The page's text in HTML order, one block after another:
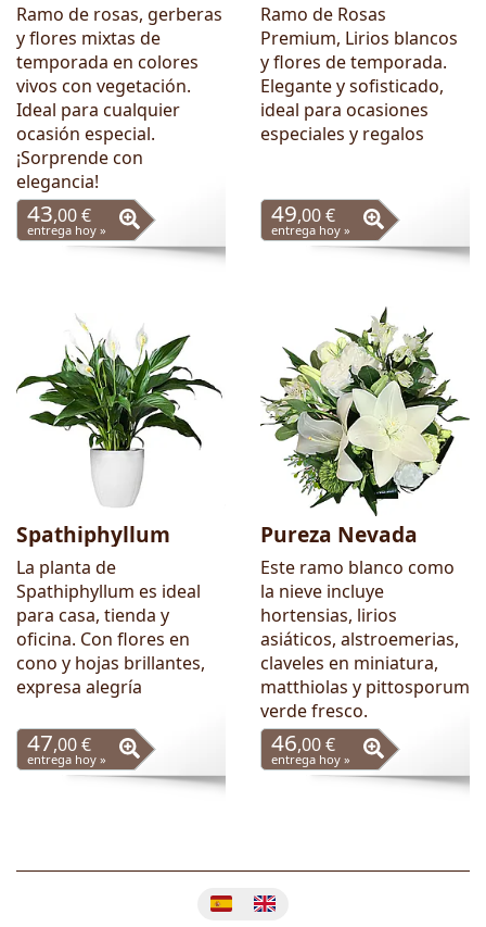
Ramo de rosas, gerberas
y flores mixtas de
temporada en colores
vivos con vegetación.
Ideal para cualquier
ocasión especial.
¡Sorprende con
elegancia!
43,00 €
entrega hoy »
Ramo de Rosas
Premium, Lirios blancos
y flores de temporada.
Elegante y sofisticado,
ideal para ocasiones
especiales y regalos
49,00 €
entrega hoy »
Spathiphyllum
La planta de
Spathiphyllum es ideal
para casa, tienda y
oficina. Con flores en
cono y hojas brillantes,
expresa alegría
47,00 €
entrega hoy »
Pureza Nevada
Este ramo blanco como
la nieve incluye
hortensias, lirios
asiáticos, alstroemerias,
claveles en miniatura,
matthiolas y pittosporum
verde fresco.
46,00 €
entrega hoy »